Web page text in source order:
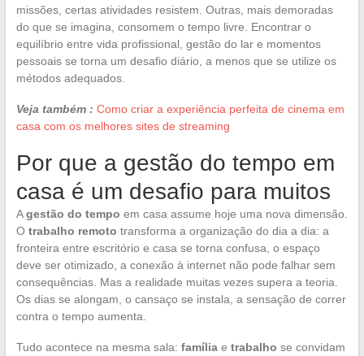
missões, certas atividades resistem. Outras, mais demoradas
do que se imagina, consomem o tempo livre. Encontrar o
equilíbrio entre vida profissional, gestão do lar e momentos
pessoais se torna um desafio diário, a menos que se utilize os
métodos adequados.
Veja também : Como criar a experiência perfeita de cinema em
casa com os melhores sites de streaming
Por que a gestão do tempo em
casa é um desafio para muitos
Agestão do tempo em casa assume hoje uma nova dimensão.
O trabalho remoto transforma a organização do dia a dia: a
fronteira entre escritório e casa se torna confusa, o espaço
deve ser otimizado, a conexão à internet não pode falhar sem
consequências. Mas a realidade muitas vezes supera a teoria.
Os dias se alongam, o cansaço se instala, a sensação de correr
contra o tempo aumenta.
Tudo acontece na mesma sala: famíliae trabalho se convidam